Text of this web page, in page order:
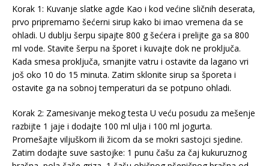
Korak 1: Kuvanje slatke agde Kao i kod većine sličnih deserata,
prvo pripremamo šećerni sirup kako bi imao vremena da se
ohladi. U dublju šerpu sipajte 800 g šećera i prelijte ga sa 800
ml vode. Stavite šerpu na šporet i kuvajte dok ne proključa.
Kada smesa proključa, smanjite vatru i ostavite da lagano vri
još oko 10 do 15 minuta. Zatim sklonite sirup sa šporeta i
ostavite ga na sobnoj temperaturi da se potpuno ohladi.
Korak 2: Zamesivanje mekog testa U veću posudu za mešenje
razbijte 1 jaje i dodajte 100 ml ulja i 100 ml jogurta.
Promešajte viljuškom ili žicom da se mokri sastojci sjedine.
Zatim dodajte suve sastojke: 1 punu čašu za čaj kukuruznog